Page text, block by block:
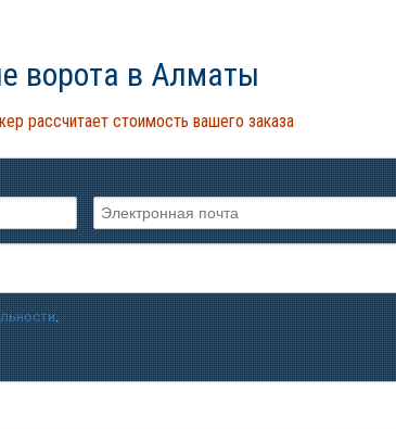
ворота в Алматы
рассчитает стоимость вашего заказа
.